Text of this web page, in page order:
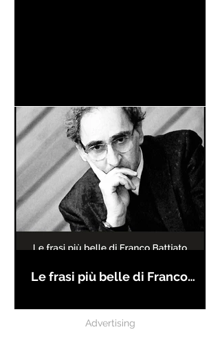
Le frasi più belle di Franco
Advertising